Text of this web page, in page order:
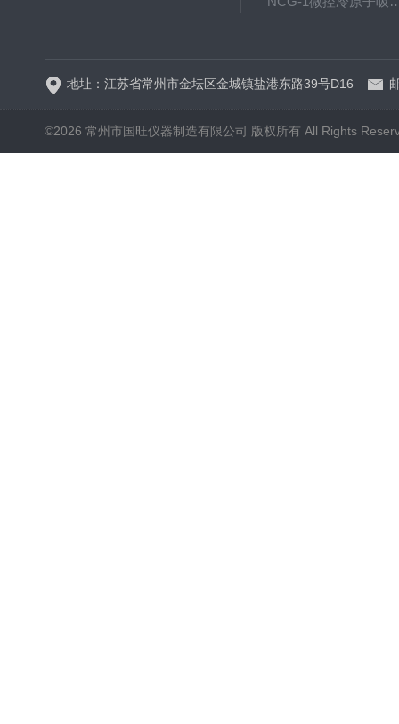
地址：江苏省常州市金坛区金城镇盐港东路39号D16
©2026 常州市国旺仪器制造有限公司 版权所有 All Rights